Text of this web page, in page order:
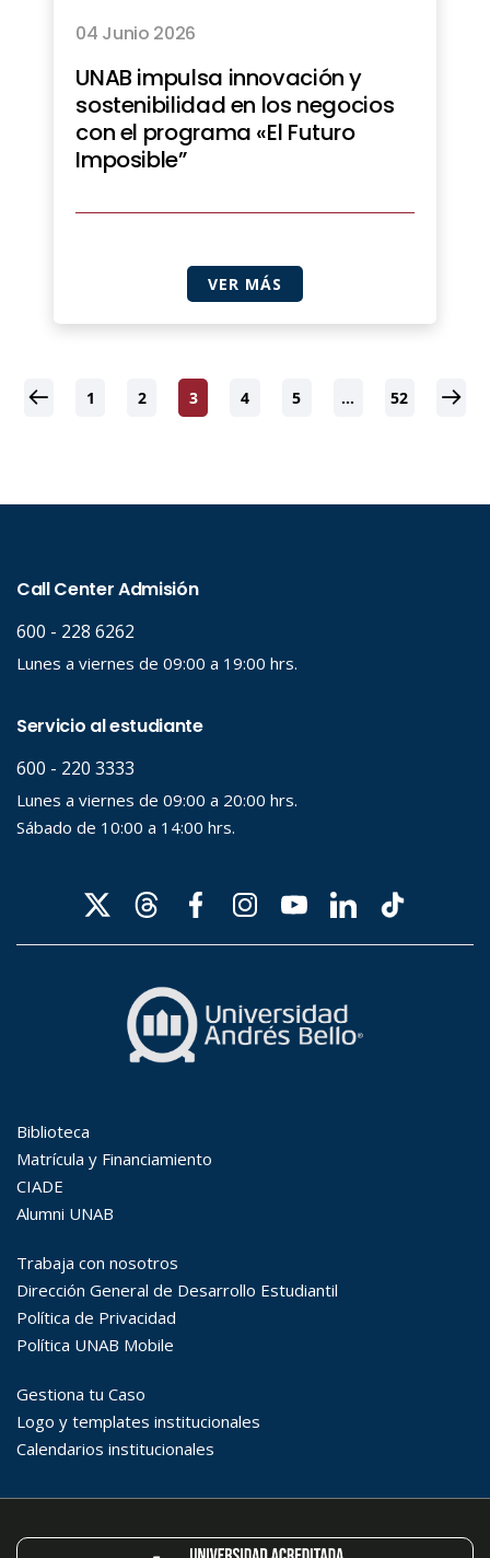
04 Junio 2026
UNAB impulsa innovación y
sostenibilidad en los negocios
con el programa «El Futuro
Imposible”
VER MÁS
1 2 3 4 5 … 52